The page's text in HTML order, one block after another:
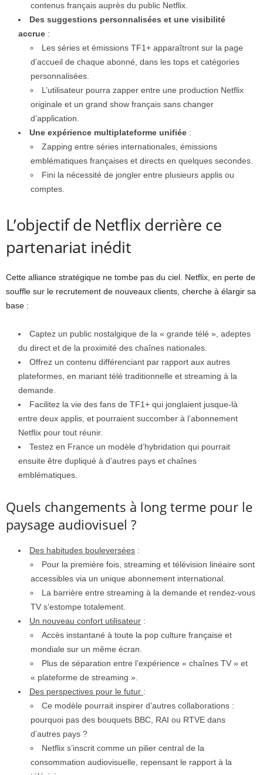
contenus français auprès du public Netflix.
Des suggestions personnalisées et une visibilité
accrue :
Les séries et émissions TF1+ apparaîtront sur la page
d’accueil de chaque abonné, dans les tops et catégories
personnalisées.
L’utilisateur pourra zapper entre une production Netflix
originale et un grand show français sans changer
d’application.
Une expérience multiplateforme unifiée :
Zapping entre séries internationales, émissions
emblématiques françaises et directs en quelques secondes.
Fini la nécessité de jongler entre plusieurs applis ou
comptes.
L’objectif de Netflix derrière ce
partenariat inédit
Cette alliance stratégique ne tombe pas du ciel. Netflix, en perte de
souffle sur le recrutement de nouveaux clients, cherche à élargir sa
base :
Captez un public nostalgique de la « grande télé », adeptes
du direct et de la proximité des chaînes nationales.
Offrez un contenu différenciant par rapport aux autres
plateformes, en mariant télé traditionnelle et streaming à la
demande.
Facilitez la vie des fans de TF1+ qui jonglaient jusque-là
entre deux applis, et pourraient succomber à l’abonnement
Netflix pour tout réunir.
Testez en France un modèle d’hybridation qui pourrait
ensuite être dupliqué à d’autres pays et chaînes
emblématiques.
Quels changements à long terme pour le
paysage audiovisuel ?
Des habitudes bouleversées :
Pour la première fois, streaming et télévision linéaire sont
accessibles via un unique abonnement international.
La barrière entre streaming à la demande et rendez-vous
TV s’estompe totalement.
Un nouveau confort utilisateur :
Accès instantané à toute la pop culture française et
mondiale sur un même écran.
Plus de séparation entre l’expérience « chaînes TV » et
« plateforme de streaming ».
Des perspectives pour le futur :
Ce modèle pourrait inspirer d’autres collaborations :
pourquoi pas des bouquets BBC, RAI ou RTVE dans
d’autres pays ?
Netflix s’inscrit comme un pilier central de la
consommation audiovisuelle, repensant le rapport à la